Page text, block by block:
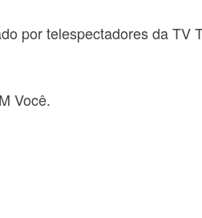
por telespectadores da
Você.